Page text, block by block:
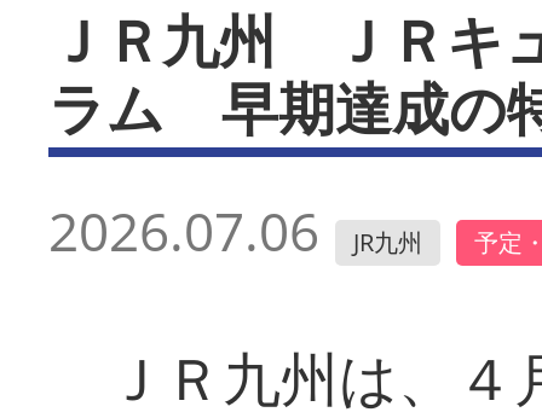
ＪＲ九州 ＪＲキ
ラム 早期達成の
2026.07.06 JR九州 予定
ＪＲ九州は、４